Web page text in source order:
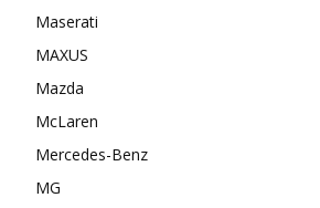
Maserati
MAXUS
Mazda
McLaren
Mercedes-Benz
MG